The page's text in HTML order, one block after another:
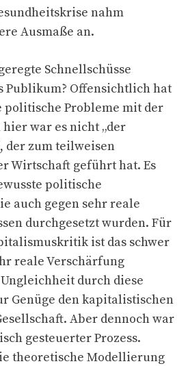
nahm
Ausmaße an.
Schnellschüsse
Publikum? Offensichtlich hat
politische Probleme mit der
war es nicht „der
der zum teilweisen
Wirtschaft geführt hat. Es
politische
auch gegen sehr reale
durchgesetzt wurden. Für
ist das schwer
reale Verschärfung
durch diese
Genüge den kapitalistischen
Aber dennoch war
gesteuerter Prozess.
theoretische Modellierung